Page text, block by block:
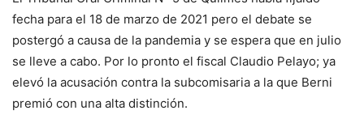
fecha para el 18 de marzo de 2021 pero el debate se
postergó a causa de la pandemia y se espera que en julio
se lleve a cabo. Por lo pronto el fiscal Claudio Pelayo; ya
elevó la acusación contra la subcomisaria a la que Berni
premió con una alta distinción.